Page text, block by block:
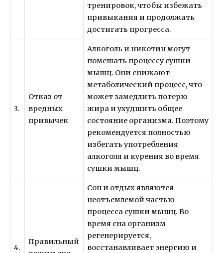
тренировок, чтобы избежать
привыкания и продолжать
достигать прогресса.
3.
Отказ от
вредных
привычек
Алкоголь и никотин могут
помешать процессу сушки
мышц. Они снижают
метаболический процесс, что
может замедлить потерю
жира и ухудшить общее
состояние организма. Поэтому
рекомендуется полностью
избегать употребления
алкоголя и курения во время
сушки мышц.
4.
Правильный
Сон и отдых являются
неотъемлемой частью
процесса сушки мышц. Во
время сна организм
регенерируется,
восстанавливает энергию и